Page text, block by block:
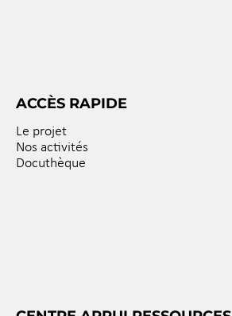
ACCÈS RAPIDE
Le projet
Nos activités
Docuthèque